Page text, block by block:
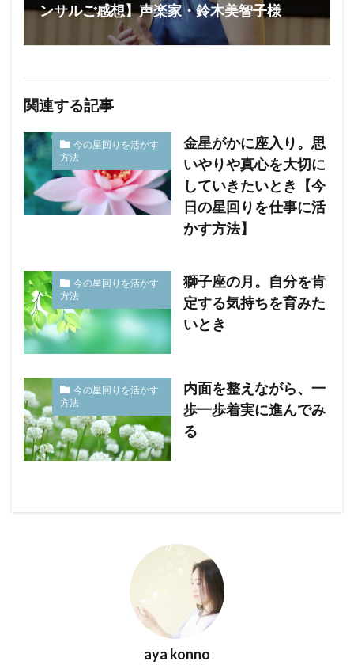
ンサルご感想】声楽家・鈴木美智子様
関連する記事
今の星回りを活かす
方法
金星がかに座入り。思
いやりや真心を大切に
していきたいとき【今
日の星回りを仕事に活
かす方法】
今の星回りを活かす
方法
獅子座の月。自分を肯
定する気持ちを育みた
いとき
今の星回りを活かす
方法
内面を整えながら、一
歩一歩着実に進んでみ
る
aya konno